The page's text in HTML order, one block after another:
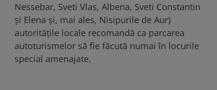
Nessebar, Sveti Vlas, Albena, Sveti Constantin
şi Elena şi, mai ales, Nisipurile de Aur)
autorităţile locale recomandă ca parcarea
autoturismelor să fie făcută numai în locurile
special amenajate.